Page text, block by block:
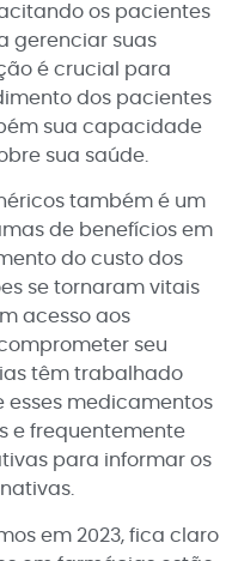
os pacientes
gerenciar suas
é crucial para
dos pacientes
sua capacidade
sua saúde.
também é um
de benefícios em
do custo dos
se tornaram vitais
acesso aos
seu
têm trabalhado
medicamentos
e frequentemente
para informar os
em 2023, fica claro